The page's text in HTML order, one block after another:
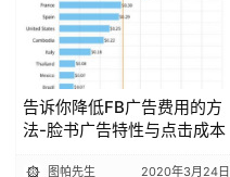
告诉你降低FB广告费用的方
法-脸书广告特性与点击成本
图帕先生 2020年3月24日